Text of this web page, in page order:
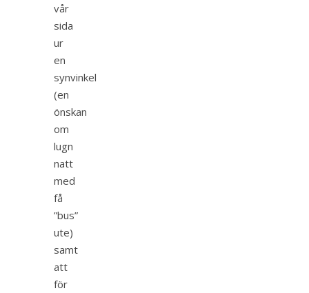
vår
sida
ur
en
synvinkel
(en
önskan
om
lugn
natt
med
få
”bus”
ute)
samt
att
för